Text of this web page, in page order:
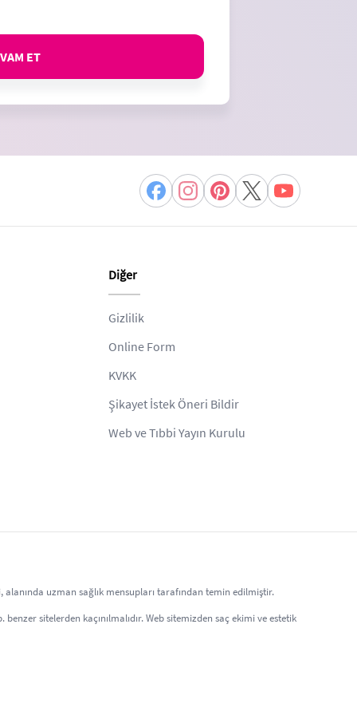
ET
Diğer
Gizlilik
Online Form
KVKK
Şikayet İstek Öneri Bildir
Web ve Tıbbi Yayın Kurulu
alanında uzman sağlık mensupları tarafından temin edilmiştir.
sitelerden kaçınılmalıdır. Web sitemizden saç ekimi ve estetik